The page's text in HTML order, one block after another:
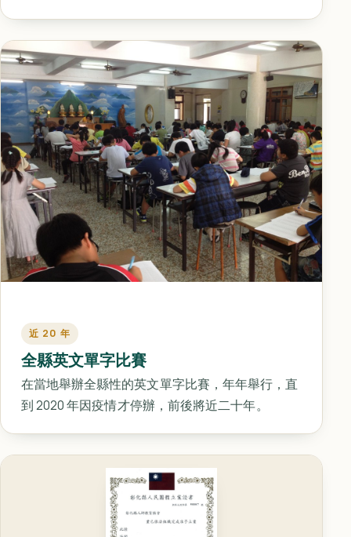
近 20 年
全縣英文單字比賽
在當地舉辦全縣性的英文單字比賽，年年舉行，直
到 2020 年因疫情才停辦，前後將近二十年。